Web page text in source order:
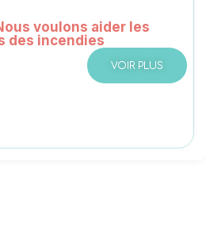
voulons aider les
des incendies
VOIR PLUS